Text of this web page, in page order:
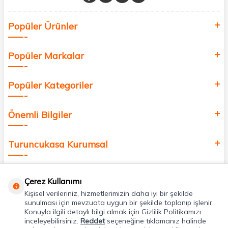
değer katmak için bize katılın!
Popüler Ürünler
Popüler Markalar
Popüler Kategoriler
Önemli Bilgiler
Turuncukasa Kurumsal
Uygulamalarımız
Çerez Kullanımı
Kişisel verileriniz, hizmetlerimizin daha iyi bir şekilde
sunulması için mevzuata uygun bir şekilde toplanıp işlenir.
Konuyla ilgili detaylı bilgi almak için Gizlilik Politikamızı
inceleyebilirsiniz. Reddetseçeneğine tıklamanız halinde